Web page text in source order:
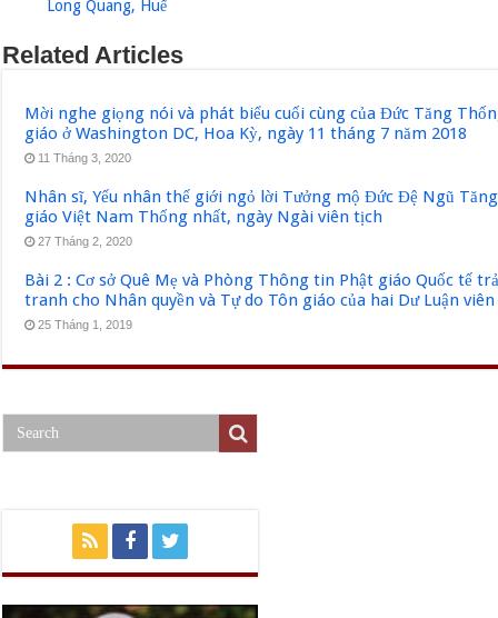
Long Quang, Huế
Related Articles
Mời nghe giọng nói và phát biểu cuối cùng của Đức Tăng
giáo ở Washington DC, Hoa Kỳ, ngày 11 tháng 7 năm 2018
11 Tháng 3, 2020
Nhân sĩ, Yếu nhân thế giới ngỏ lời Tưởng mộ Đức Đệ Ngũ
giáo Việt Nam Thống nhất, ngày Ngài viên tịch
27 Tháng 2, 2020
Bài 2 : Cơ sở Quê Mẹ và Phòng Thông tin Phật giáo Quốc tế
tranh cho Nhân quyền và Tự do Tôn giáo của hai Dư Luận viên
25 Tháng 1, 2019